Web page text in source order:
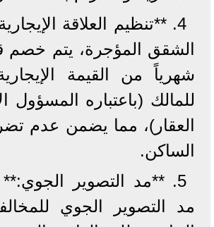
4. **تنظيم العلاقة
الشقق المؤجرة، يتم خصم
شهرياً من القيمة
للمالك (باعتباره
العقار)، مما يضمن عدم
الساكن.
5. **مد التصوير
مد التصوير الجوي